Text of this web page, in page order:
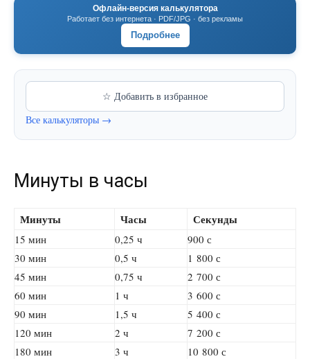
Офлайн-версия калькулятора
Работает без интернета · PDF/JPG · без рекламы
Подробнее
☆ Добавить в избранное
Все калькуляторы →
Минуты в часы
Минуты Часы Секунды
15 мин 0,25 ч
900 с
30 мин
0,5 ч
1 800 с
45 мин
0,75 ч
2 700 с
60 мин
1 ч
3 600 с
90 мин
1,5 ч
5 400 с
120 мин
2 ч
7 200 с
180 мин
3 ч
10 800 с